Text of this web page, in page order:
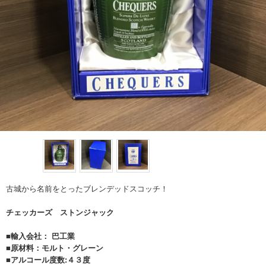
古城から名前をとったブレンデッドスコッチ！
チェッカーズ ストンジャック
■輸入会社： 巴工業
■原材料：モルト・グレーン
■アルコール度数:４３度